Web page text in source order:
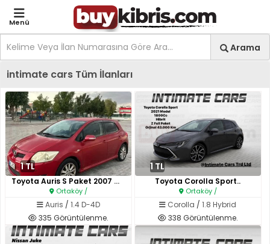
Menü
Ara
Arama
Kıbrıs İlan Platformu |
intimate cars Tüm İlanları
1 TL
Toyota Auris S Paket 2007 Mode..
Ortaköy /
Auris / 1.4 D-4D
335 Görüntülenme.
1 TL
Toyota Corolla Sport..
Ortaköy /
Corolla /1.8 Hybrid
338 Görüntülenme.